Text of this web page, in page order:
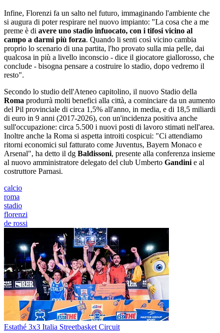
Infine, Florenzi fa un salto nel futuro, immaginando l'ambiente che
si augura di poter respirare nel nuovo impianto: "La cosa che a me
preme è di avere uno stadio infuocato, con i tifosi vicino al
campo a darmi più forza. Quando li senti così vicino cambia
proprio lo scenario di una partita, l'ho provato sulla mia pelle, dai
qualcosa in più a livello inconscio - dice il giocatore giallorosso, che
conclude - bisogna pensare a costruire lo stadio, dopo vedremo il
resto".
Secondo lo studio dell'Ateneo capitolino, il nuovo Stadio della
Roma produrrà molti benefici alla città, a cominciare da un aumento
del Pil provinciale di circa 1,5% all'anno, in media, e di 18,5 miliardi
di euro in 9 anni (2017-2026), con un'incidenza positiva anche
sull'occupazione: circa 5.500 i nuovi posti di lavoro stimati nell'area.
Inoltre anche la Roma si aspetta introiti cospicui: "Ci attendiamo
ritorni economici sul fatturato come Juventus, Bayern Monaco e
Arsenal", ha detto il dg Baldissoni, presente alla conferenza insieme
al nuovo amministratore delegato del club Umberto Gandini e al
costruttore Parnasi.
calcio
roma
stadio
florenzi
de rossi
Estathé 3x3 Italia Streetbasket Circuit